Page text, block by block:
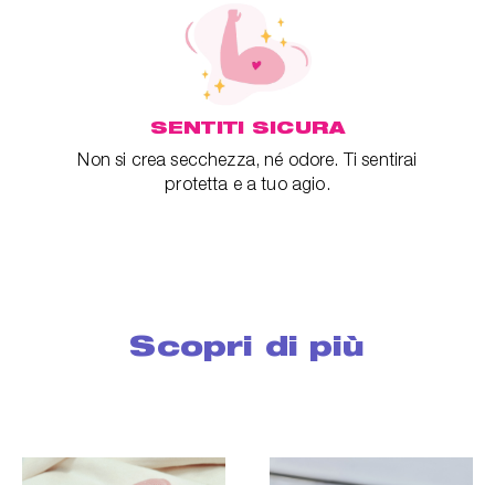
SENTITI SICURA
Non si crea secchezza, né odore. Ti sentirai
protetta e a tuo agio.
Scopri di più